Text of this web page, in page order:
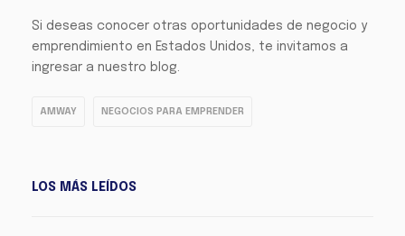
Si deseas conocer otras oportunidades de negocio y
emprendimiento en Estados Unidos, te invitamos a
ingresar a nuestro blog.
AMWAY NEGOCIOS PARA EMPRENDER
LOS MÁS LEÍDOS